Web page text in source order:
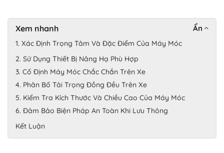
Xem nhanh Ẩn
1. Xác Định Trọng Tâm Và Đặc Điểm Của Máy Móc
2. Sử Dụng Thiết Bị Nâng Hạ Phù Hợp
3. Cố Định Máy Móc Chắc Chắn Trên Xe
4. Phân Bố Tải Trọng Đồng Đều Trên Xe
5. Kiểm Tra Kích Thước Và Chiều Cao Của Máy Móc
6. Đảm Bảo Biện Pháp An Toàn Khi Lưu Thông
Kết Luận